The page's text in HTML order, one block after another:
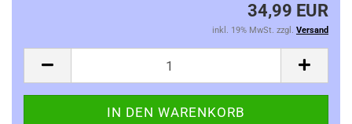
34,99 EUR
inkl. 19% MwSt. zzgl. Versand